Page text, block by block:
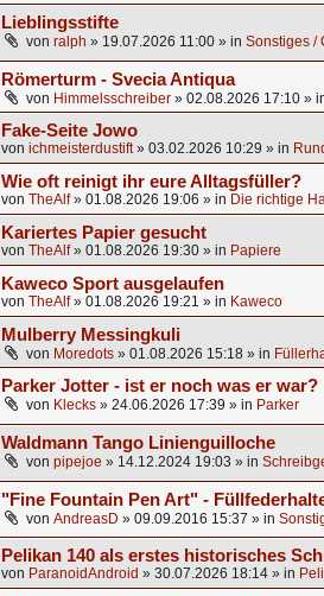
Lieblingsstifte
von ralph » 19.07.2026 11:00 » in Sonstiges /
Römerturm - Svecia Antiqua
von Himmelsschreiber » 02.08.2026 17:10 »
Fake-Seite Jowo
von ichmeisterdustift» 03.02.2026 10:29 » in
Wie oft reinigt ihr eure Alltagsfüller?
von TheAlf» 01.08.2026 19:06 » in Die richtige
Kariertes Papier gesucht
von TheAlf» 01.08.2026 19:30 » in Papiere
Kaweco Sport ausgelaufen
von TheAlf» 01.08.2026 19:21 » in Kaweco
Mulberry Messingkuli
von Moredots » 01.08.2026 15:18 » in
Parker Jotter - ist er noch was er war?
von Klecks » 24.06.2026 17:39 » in Parker
Waldmann Tango Linienguilloche
von pipejoe » 14.12.2024 19:03 » in
"Fine Fountain Pen Art" -
von AndreasD » 09.09.2016 15:37 » in
Pelikan 140 als erstes historisches
von ParanoidAndroid » 30.07.2026 18:14 » in